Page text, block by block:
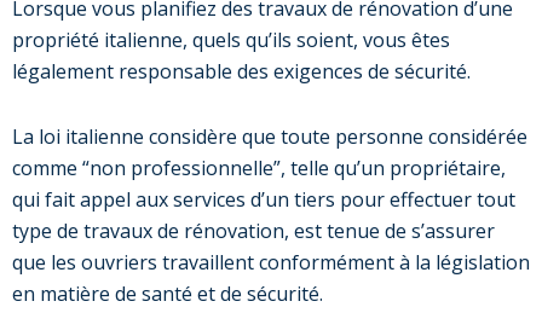
Lorsque vous planifiez des travaux de rénovation d’une
propriété italienne, quels qu’ils soient, vous êtes
légalement responsable des exigences de sécurité.
La loi italienne considère que toute personne considérée
comme “non professionnelle”, telle qu’un propriétaire,
qui fait appel aux services d’un tiers pour effectuer tout
type de travaux de rénovation, est tenue de s’assurer
que les ouvriers travaillent conformément à la législation
en matière de santé et de sécurité.